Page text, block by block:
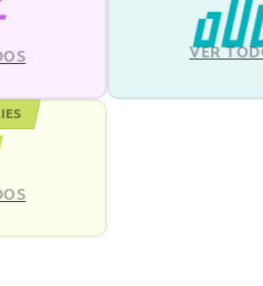
VER